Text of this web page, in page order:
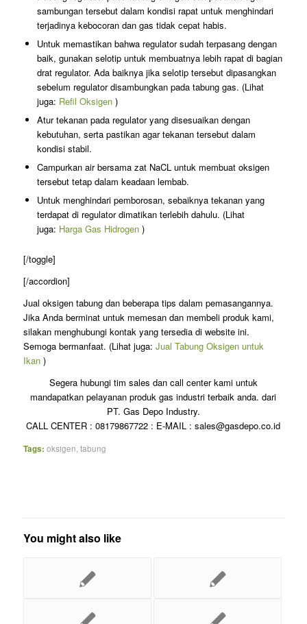
sambungan tersebut dalam kondisi rapat untuk menghindari
terjadinya kebocoran dan gas tidak cepat habis.
Untuk memastikan bahwa regulator sudah terpasang dengan
baik, gunakan selotip untuk membuatnya lebih rapat di bagian
drat regulator. Ada baiknya jika selotip tersebut dipasangkan
sebelum regulator disambungkan pada tabung gas. (Lihat
juga: Refil Oksigen)
Atur tekanan pada regulator yang disesuaikan dengan
kebutuhan, serta pastikan agar tekanan tersebut dalam
kondisi stabil.
Campurkan air bersama zat NaCL untuk membuat oksigen
tersebut tetap dalam keadaan lembab.
Untuk menghindari pemborosan, sebaiknya tekanan yang
terdapat di regulator dimatikan terlebih dahulu. (Lihat
juga: Harga Gas Hidrogen)
[/toggle]
[/accordion]
Jual oksigen tabung dan beberapa tips dalam pemasangannya.
Jika Anda berminat untuk memesan dan membeli produk kami,
silakan menghubungi kontak yang tersedia di website ini.
Semoga bermanfaat. (Lihat juga: Jual Tabung Oksigen untuk
Ikan)
Segera hubungi tim sales dan call center kami untuk
mandapatkan pelayanan produk gas industri terbaik anda. dari
PT. Gas Depo Industry.
CALL CENTER : 08179867722 : E-MAIL : sales@gasdepo.co.id
Tags: oksigen tabung
You might also like